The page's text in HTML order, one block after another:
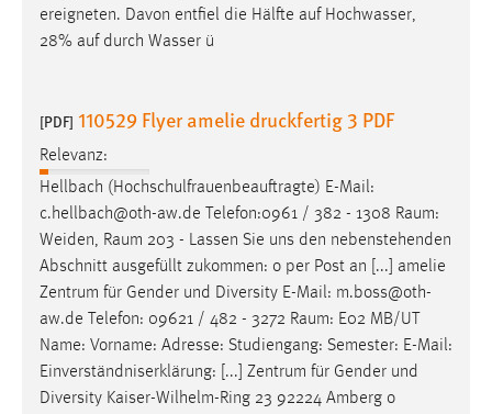
ereigneten. Davon entfiel die Hälfte auf Hochwasser,
28% auf durch Wasser ü
[PDF] 110529 Flyer amelie druckfertig 3 PDF
Relevanz:
Hellbach (Hochschulfrauenbeauftragte) E-Mail:
c.hellbach@oth-aw.de Telefon:0961 / 382 - 1308 Raum:
Weiden, Raum 203 - Lassen Sie uns den nebenstehenden
Abschnitt ausgefüllt zukommen: o per Post an [...] amelie
Zentrum für Gender und Diversity E-Mail: m.boss@oth-
aw.de Telefon: 09621 / 482 - 3272 Raum: E02 MB/UT
Name: Vorname: Adresse: Studiengang: Semester: E-Mail:
Einverständniserklärung: [...] Zentrum für Gender und
Diversity Kaiser-Wilhelm-Ring 23 92224 Amberg o